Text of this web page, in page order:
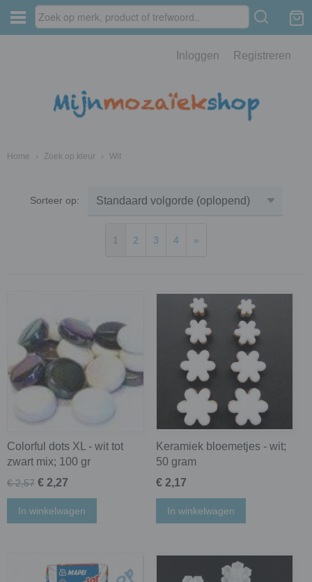
Inloggen Registreren
Home › Zoek op kleur › Wit
Sorteer op:
1 2 3 4 »
Colorful dots XL - wit tot
zwart mix; 100 gr
€ 2,57 € 2,27
In winkelwagen
Keramiek bloemetjes - wit;
50 gram
€ 2,17
In winkelwagen